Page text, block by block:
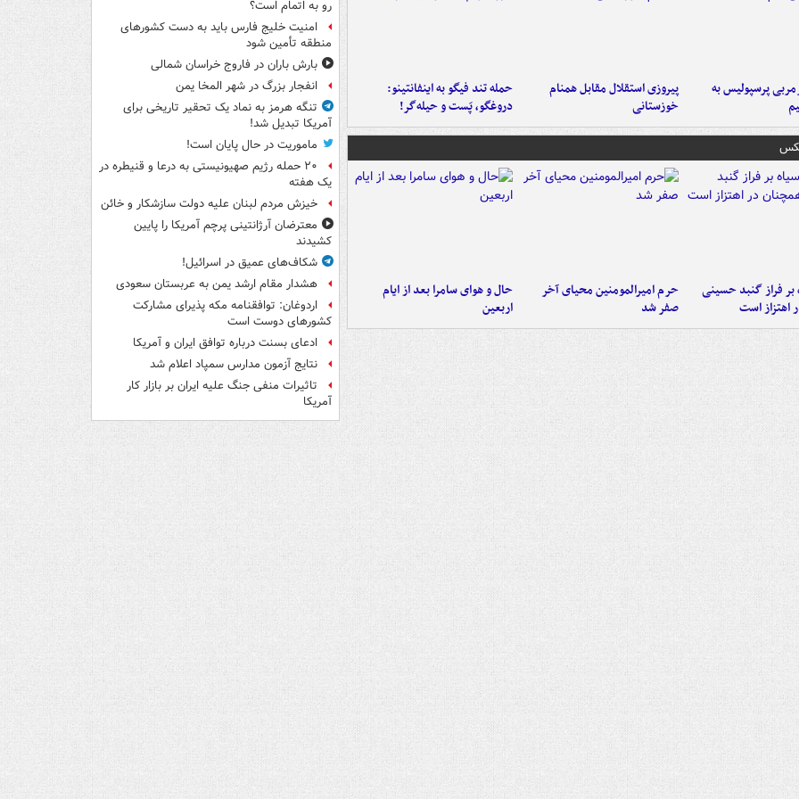
پرسپولیس به
پیروزی استقلال مقابل همنام
خوزستانی
حمله تند فیگو به اینفانتینو:
دروغگو، پَست‌ و حیله‌گر!
بر فراز گنبد حسینی
اهتزاز است
حرم امیرالمومنین محیای آخر
صفر شد
حال و هوای سامرا بعد از ایام
اربعین
رو به اتمام است؟
امنیت خلیج فارس باید به دست کشورهای
منطقه تأمین شود
بارش باران در فاروج خراسان شمالی
انفجار بزرگ در شهر المخا یمن
تنگه هرمز به نماد یک تحقیر تاریخی برای
آمریکا تبدیل شد!
ماموریت در حال پایان است!
۲۰ حمله رژیم صهیونیستی به درعا و قنیطره در
یک هفته
خیزش مردم لبنان علیه دولت سازشکار و خائن
معترضان آرژانتینی پرچم آمریکا را پایین
کشیدند
شکاف‌های عمیق در اسرائیل!
هشدار مقام ارشد یمن به عربستان سعودی
اردوغان: توافقنامه مکه پذیرای مشارکت
کشورهای دوست است
ادعای بسنت درباره توافق ایران و آمریکا
نتایج آزمون مدارس سمپاد اعلام شد
تاثیرات منفی جنگ علیه ایران بر بازار کار
آمریکا